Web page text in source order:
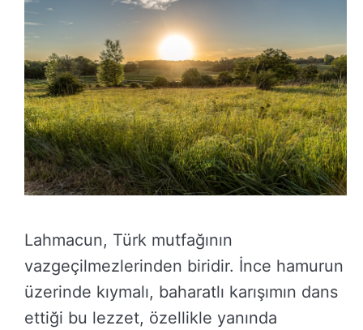
Lahmacun, Türk mutfağının
vazgeçilmezlerinden biridir. İnce hamurun
üzerinde kıymalı, baharatlı karışımın dans
ettiği bu lezzet, özellikle yanında